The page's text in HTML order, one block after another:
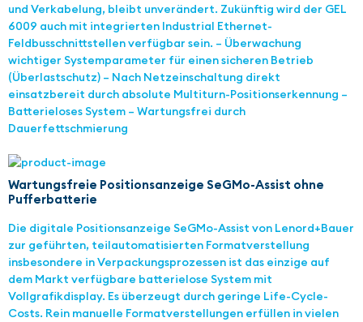
und Verkabelung, bleibt unverändert. Zukünftig wird der GEL
6009 auch mit integrierten Industrial Ethernet-
Feldbusschnittstellen verfügbar sein. – Überwachung
wichtiger Systemparameter für einen sicheren Betrieb
(Überlastschutz) – Nach Netzeinschaltung direkt
einsatzbereit durch absolute Multiturn-Positionserkennung –
Batterieloses System – Wartungsfrei durch
Dauerfettschmierung
Wartungsfreie Positionsanzeige SeGMo-Assist ohne
Pufferbatterie
Die digitale Positionsanzeige SeGMo-Assist von Lenord+Bauer
zur geführten, teilautomatisierten Formatverstellung
insbesondere in Verpackungsprozessen ist das einzige auf
dem Markt verfügbare batterielose System mit
Vollgrafikdisplay. Es überzeugt durch geringe Life-Cycle-
Costs. Rein manuelle Formatverstellungen erfüllen in vielen